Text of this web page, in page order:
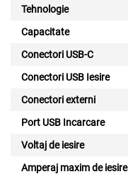
Tehnologie
Capacitate
Conectori USB-C
Conectori USB Iesire
Conectori externi
Port USB Incarcare
Voltaj de iesire
Amperaj maxim de iesire